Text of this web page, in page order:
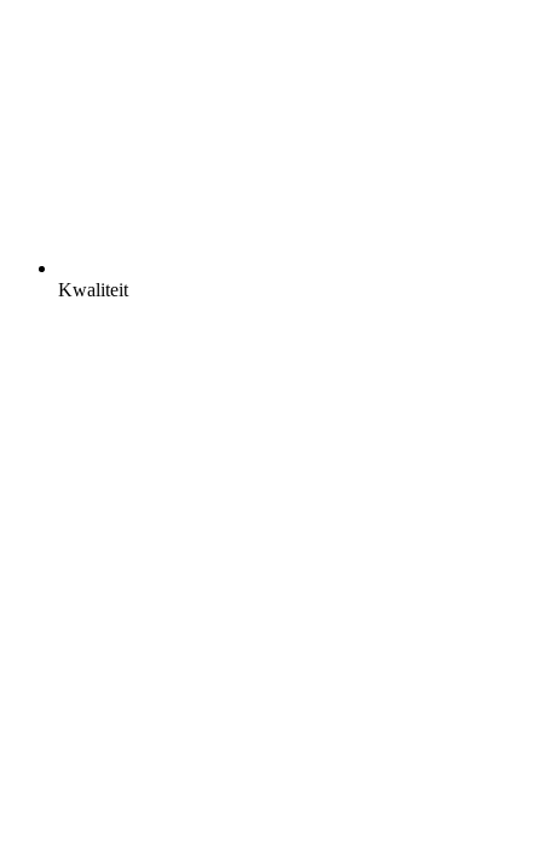
Kwaliteit